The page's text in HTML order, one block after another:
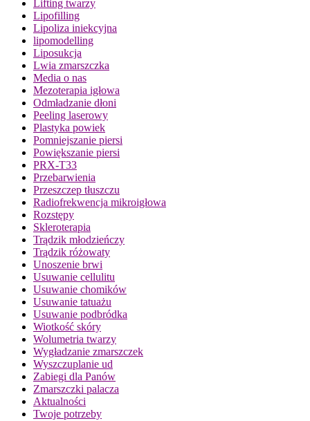
Lifting twarzy
Lipofilling
Lipoliza iniekcyjna
lipomodelling
Liposukcja
Lwia zmarszczka
Media o nas
Mezoterapia igłowa
Odmładzanie dłoni
Peeling laserowy
Plastyka powiek
Pomniejszanie piersi
Powiększanie piersi
PRX-T33
Przebarwienia
Przeszczep tłuszczu
Radiofrekwencja mikroigłowa
Rozstępy
Skleroterapia
Trądzik młodzieńczy
Trądzik różowaty
Unoszenie brwi
Usuwanie cellulitu
Usuwanie chomików
Usuwanie tatuażu
Usuwanie podbródka
Wiotkość skóry
Wolumetria twarzy
Wygładzanie zmarszczek
Wyszczuplanie ud
Zabiegi dla Panów
Zmarszczki palacza
Aktualności
Twoje potrzeby